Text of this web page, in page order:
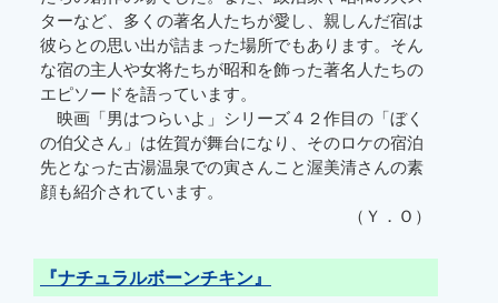
ターなど、多くの著名人たちが愛し、親しんだ宿は
彼らとの思い出が詰まった場所でもあります。そん
な宿の主人や女将たちが昭和を飾った著名人たちの
エピソードを語っています。
映画「男はつらいよ」シリーズ４２作目の「ぼく
の伯父さん」は佐賀が舞台になり、そのロケの宿泊
先となった古湯温泉での寅さんこと渥美清さんの素
顔も紹介されています。
（Ｙ．Ｏ）
『ナチュラルボーンチキン』